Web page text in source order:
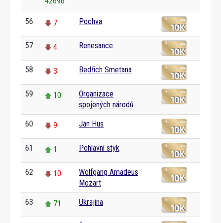
56 7 Pochva
57 4 Renesance
58 3 Bedřich Smetana
59 10
Organizace
spojených národů
60 9 Jan Hus
61 1 Pohlavní styk
62 10
Wolfgang Amadeus
Mozart
63 71 Ukrajina